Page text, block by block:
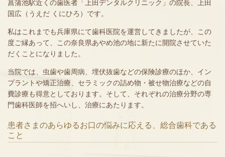
菖蒲池駅近くの歯医者「上田デンタルクリニック」の院長、上田
国広（うえだ くにひろ）です。
私はこれまでも兵庫県にて歯科医院を運営してきましたが、この
度ご縁あって、この奈良県あやめ池の地に新たに開院させていた
だくことになりました。
当院では、虫歯や歯周病、埋伏抜歯などの保険診療のほか、イン
プラントや矯正治療、セラミックの詰め物・被せ物治療などの自
費診療も得意としております。そして、それぞれの治療分野の専
門歯科医師を招へいし、治療にあたります。
患者さまのあらゆるお口の悩みに応える、総合歯科である
こと